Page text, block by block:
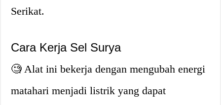
Serikat.
Cara Kerja Sel Surya
🧐 Alat ini bekerja dengan mengubah energi
matahari menjadi listrik yang dapat